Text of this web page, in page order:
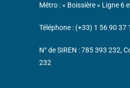
Métro : « Boissière » Ligne 6
Téléphone : (+33) 1 56 90 37
N° de SIREN : 785 393 232,
232